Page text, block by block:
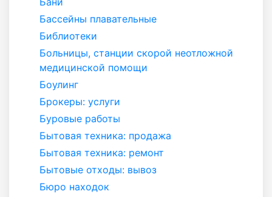
Бассейны плавательные
Библиотеки
Больницы, станции скорой неотложной
медицинской помощи
Боулинг
Брокеры: услуги
Буровые работы
Бытовая техника: продажа
Бытовая техника: ремонт
Бытовые отходы: вывоз
Бюро находок